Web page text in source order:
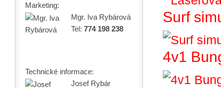
Surf
4v1
Marketing:
Mgr. Iva Rybárová
Tel: 774 198 238
Technické informace:
Josef Rybár